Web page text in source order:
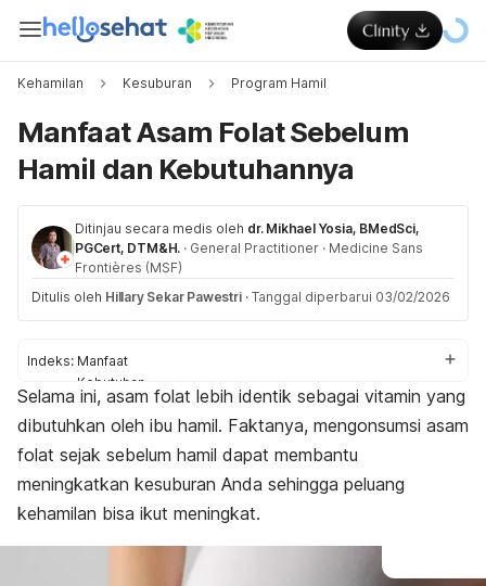
Kehamilan Kesuburan Program Hamil
Manfaat Asam Folat Sebelum
Hamil dan Kebutuhannya
Ditinjau secara medis oleh dr. Mikhael Yosia, BMedSci,
PGCert, DTM&H. · General Practitioner · Medicine Sans
Frontières (MSF)
Ditulis oleh Hillary Sekar Pawestri · Tanggal diperbarui 03/02/2026
Indeks: Manfaat
Kebutuhan
Sumber
Efek samping
Dosis dan Waktu Konsumsi Asam Folat
Selama ini, asam folat lebih identik sebagai vitamin yang
dibutuhkan oleh ibu hamil. Faktanya, mengonsumsi asam
folat sejak sebelum hamil dapat membantu
meningkatkan kesuburan Anda sehingga peluang
kehamilan bisa ikut meningkat.